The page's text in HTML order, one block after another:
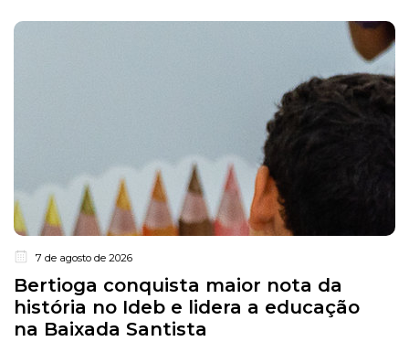
7 de agosto de 2026
Bertioga conquista maior nota da
história no Ideb e lidera a educação
na Baixada Santista